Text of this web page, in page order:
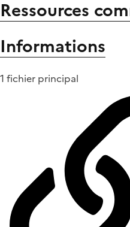
Ressources
Informations
1 fichier principal